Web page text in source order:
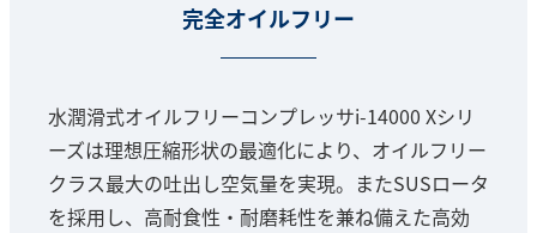
完全オイルフリー
水潤滑式オイルフリーコンプレッサi-14000 Xシリ
ーズは理想圧縮形状の最適化により、オイルフリー
クラス最大の吐出し空気量を実現。またSUSロータ
を採用し、高耐食性・耐磨耗性を兼ね備えた高効